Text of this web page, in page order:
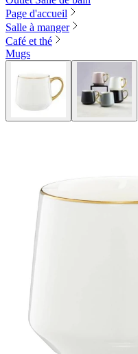
Page d'accueil
Salle à manger
Café et thé
Mugs